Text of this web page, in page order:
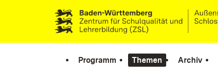
Zum Inhalt springen
Link zur Startseite
Programm Themen Archiv